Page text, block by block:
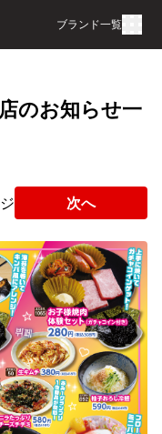
ブランド一覧
のお知らせ一
次へ